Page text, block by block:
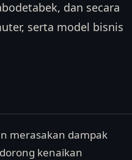
dan secara
serta model bisnis
merasakan dampak
kenaikan